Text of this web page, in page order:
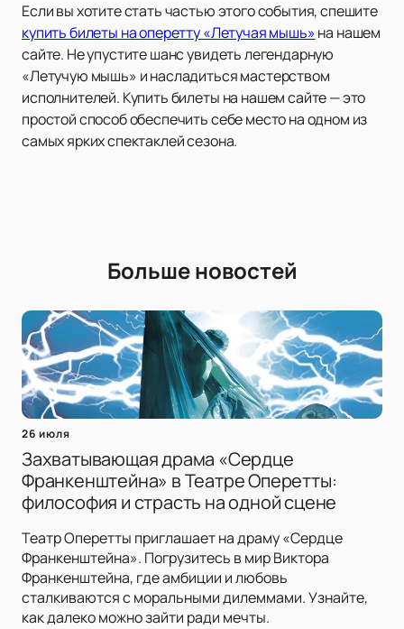
Если вы хотите стать частью этого события, спешите
купить билеты на оперетту «Летучая мышь»на нашем
сайте. Не упустите шанс увидеть легендарную
«Летучую мышь» и насладиться мастерством
исполнителей. Купить билеты на нашем сайте — это
простой способ обеспечить себе место на одном из
самых ярких спектаклей сезона.
Больше новостей
26 июля
Захватывающая драма «Сердце
Франкенштейна» в Театре Оперетты:
философия и страсть на одной сцене
Театр Оперетты приглашает на драму «Сердце
Франкенштейна». Погрузитесь в мир Виктора
Франкенштейна, где амбиции и любовь
сталкиваются с моральными дилеммами. Узнайте,
как далеко можно зайти ради мечты.